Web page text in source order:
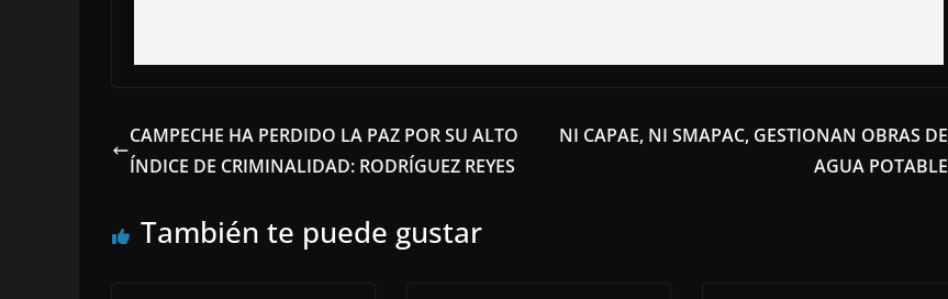
CAMPECHE HA PERDIDO LA PAZ POR SU ALTO
ÍNDICE DE CRIMINALIDAD: RODRÍGUEZ REYES
NI CAPAE, NI SMAPAC, GESTIONAN OBRAS DE
AGUA POTABLE
También te puede gustar